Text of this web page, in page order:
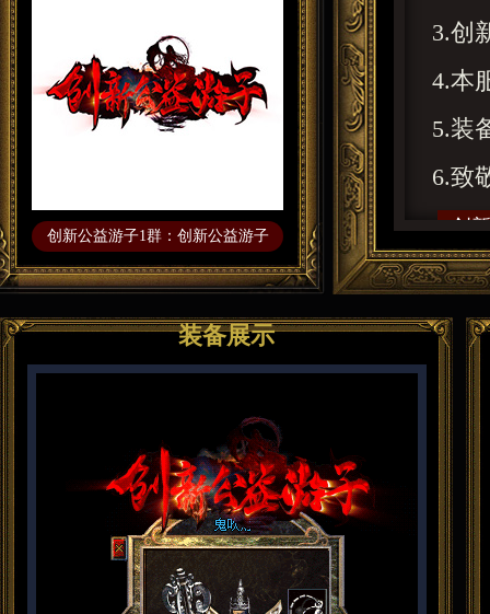
创新公益游子1群：创新公益游子
3.创
4.本
5.装
6.致
创
公
【充
【
【
【
【
【
创
装备展示